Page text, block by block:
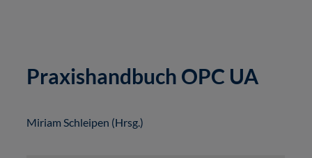
Praxishandbuch OPC UA
Miriam Schleipen (Hrsg.)